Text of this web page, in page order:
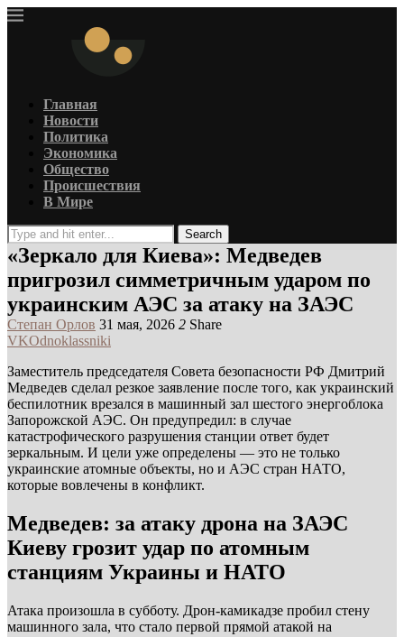
Главная
Новости
Политика
Экономика
Общество
Происшествия
В Мире
Search
«Зеркало для Киева»: Медведев
пригрозил симметричным ударом по
украинским АЭС за атаку на ЗАЭС
Степан Орлов 31 мая, 2026 2 Share
VKOdnoklassniki
Заместитель председателя Совета безопасности РФ Дмитрий
Медведев сделал резкое заявление после того, как украинский
беспилотник врезался в машинный зал шестого энергоблока
Запорожской АЭС. Он предупредил: в случае
катастрофического разрушения станции ответ будет
зеркальным. И цели уже определены — это не только
украинские атомные объекты, но и АЭС стран НАТО,
которые вовлечены в конфликт.
Медведев: за атаку дрона на ЗАЭС
Киеву грозит удар по атомным
станциям Украины и НАТО
Атака произошла в субботу. Дрон-камикадзе пробил стену
машинного зала, что стало первой прямой атакой на